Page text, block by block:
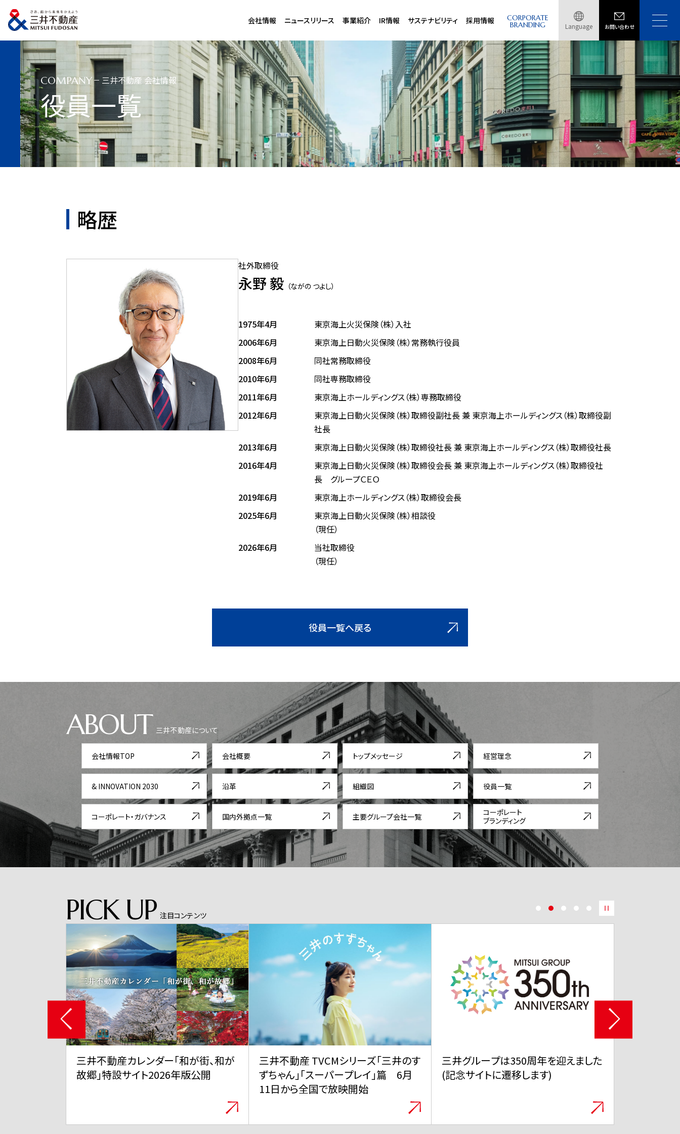
会社情報 ニュースリリース 事業紹介 IR情報 サステナビリティ 採用情報 CORPORATE
BRANDING Language お問い合わせ
トップページ 会社情報
COMPANY 三井不動産 会社情報
役員一覧
略歴
社外取締役
永野 毅 （ながの つよし）
1975年4月
東京海上火災保険（株）入社
2006年6月
東京海上日動火災保険（株）常務執行役員
2008年6月
同社常務取締役
2010年6月
同社専務取締役
2011年6月
東京海上ホールディングス（株）専務取締役
2012年6月
東京海上日動火災保険（株）取締役副社長 兼 東京海上ホールディングス（株）取締役副
社長
2013年6月
東京海上日動火災保険（株）取締役社長 兼 東京海上ホールディングス（株）取締役社長
2016年4月
東京海上日動火災保険（株）取締役会長 兼 東京海上ホールディングス（株）取締役社
長 グループＣＥＯ
2019年6月
東京海上ホールディングス（株）取締役会長
2025年6月
東京海上日動火災保険（株）相談役
（現任）
2026年6月
当社取締役
（現任）
役員一覧へ戻る
ABOUT 三井不動産について
会社情報TOP 会社概要 トップメッセージ 経営理念
& INNOVATION 2030 沿革 組織図 役員一覧
コーポレート・ガバナンス 国内外拠点一覧 主要グループ会社一覧
コーポレート
ブランディング
PICK UP 注目コンテンツ
三井不動産 TVCMシリーズ「三井のす
ずちゃん」「スーパープレイ」篇 6月
三井グループは350周年を迎えました
(記念サイトに遷移します)
三井不動産サステナブルSTORY
Vol.26 捨てない選択が、世界とつな